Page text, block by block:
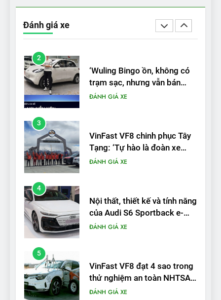
Đánh giá xe
‘Wuling Bingo ồn, không có
trạm sạc, nhưng vẫn bán
3
VinFast VF8 chinh phục Tây
Tạng: ‘Tự hào là đoàn xe
điện Việt Nam đầu tiên lăn
ĐÁNH GIÁ XE
4
Nội thất, thiết kế và tính năng
của Audi S6 Sportback e-
tron
ĐÁNH GIÁ XE
5
VinFast VF8 đạt 4 sao trong
thử nghiệm an toàn NHTSA
tại Mỹ
ĐÁNH GIÁ XE
6
Hệ thống treo đa điểm –
trang bị “đáng từng xu” trên
VinFast VF 6
ĐÁNH GIÁ XE